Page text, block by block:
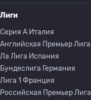
Лиги
Серия A Италия
Английская Премьер Лига
Ла Лига Испания
Бундеслига Германия
Лига 1 Франция
Российская Премьер Лига